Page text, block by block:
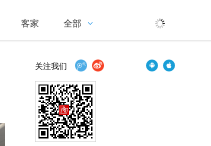
客家 全部
关注我们